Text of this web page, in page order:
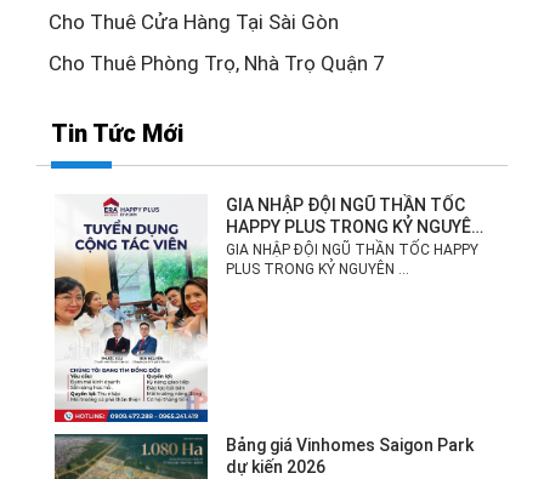
Cho Thuê Cửa Hàng Tại Sài Gòn
Cho Thuê Phòng Trọ, Nhà Trọ Quận 7
Tin Tức Mới
GIA NHẬP ĐỘI NGŨ THẦN TỐC
HAPPY PLUS TRONG KỶ NGUYÊN
MỚI!
GIA NHẬP ĐỘI NGŨ THẦN TỐC HAPPY
PLUS TRONG KỶ NGUYÊN ...
Bảng giá Vinhomes Saigon Park
dự kiến 2026